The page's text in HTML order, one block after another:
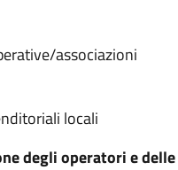
associazioni
locali
degli operatori e